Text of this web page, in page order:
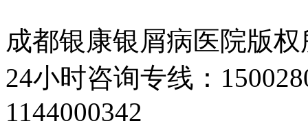
成都银康银屑病医院版权
24小时咨询专线：
1144000342